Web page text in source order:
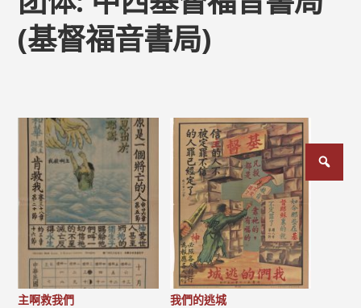
(基督福音書局)
主啊救我們 我們的逃城
文
章
分
頁